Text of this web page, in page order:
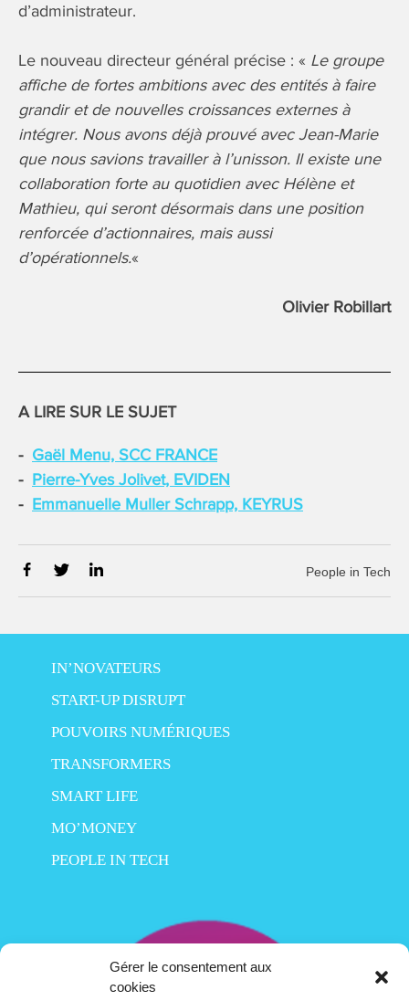
Gérer le consentement aux
cookies
d’administrateur.
Le nouveau directeur général précise : « Le groupe
affiche de fortes ambitions avec des entités à faire
grandir et de nouvelles croissances externes à
intégrer. Nous avons déjà prouvé avec Jean-Marie
que nous savions travailler à l’unisson. Il existe une
collaboration forte au quotidien avec Hélène et
Mathieu, qui seront désormais dans une position
renforcée d’actionnaires, mais aussi
d’opérationnels.«
Olivier Robillart
A LIRE SUR LE SUJET
Gaël Menu, SCC FRANCE
Pierre-Yves Jolivet, EVIDEN
Emmanuelle Muller Schrapp, KEYRUS
People in Tech
IN’NOVATEURS
START-UP DISRUPT
POUVOIRS NUMÉRIQUES
TRANSFORMERS
SMART LIFE
MO’MONEY
PEOPLE IN TECH